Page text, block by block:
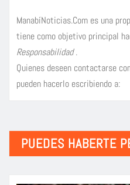
ManabíNoticias.Com es una
tiene como objetivo principal
Responsabilidad.
Quienes deseen contactarse
pueden hacerlo escribiendo a:
PUEDES HABERTE